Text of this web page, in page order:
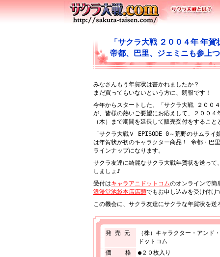
「サクラ大戦 ２００４年 年
帝都、巴里、ジェミニも参上
みなさんもう年賀状は書かれましたか？
まだ買ってもいないという方に、朗報です！
今年からスタートした、「サクラ大戦 ２００
が、皆様の熱いご要望にお応えして、２００４
（木）まで期間を延長して販売受付をすること
「サクラ大戦Ｖ EPISODE 0～荒野のサムライ
は年賀状が初のキャラクター商品！ 帝都・巴
ラインナップになります。
サクラ友達に綺麗なサクラ大戦年賀状を送って
しましょ♪
受付はキャラアニドットコムのオンラインで簡
浪漫堂池袋本店店頭でもお申し込みを受け付け
この機会に、サクラ友達にサクラな年賀状を送
発 売 元
（株）キャラクター・アンド
ドットコム
価 格
●２０枚入り